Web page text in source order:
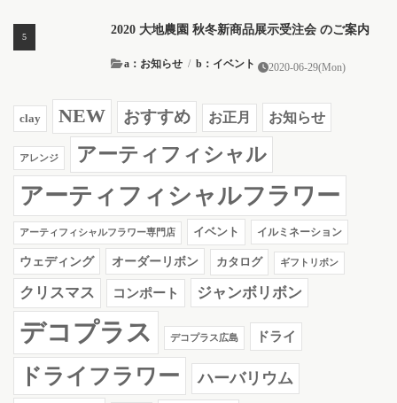
2020 大地農園 秋冬新商品展示受注会 のご案内
2020-06-29(Mon)
a：お知らせ / b：イベント
clay NEW おすすめ お正月 お知らせ
アレンジ アーティフィシャル
アーティフィシャルフラワー
アーティフィシャルフラワー専門店 イベント イルミネーション
ウェディング オーダーリボン カタログ ギフトリボン
クリスマス コンポート ジャンボリボン
デコプラス デコプラス広島 ドライ
ドライフラワー ハーバリウム